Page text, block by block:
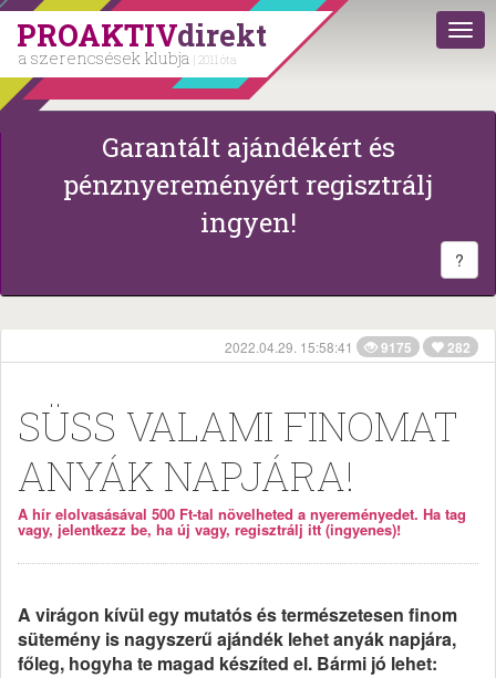
PROAKTIVdirekt
a szerencsések klubja | 2011 óta
Garantált ajándékért és
pénznyereményért regisztrálj
ingyen!
?
2022.04.29. 15:58:41 9175 282
SÜSS VALAMI FINOMAT
ANYÁK NAPJÁRA!
A hír elolvasásával 500 Ft-tal növelheted a nyereményedet. Ha tag
vagy, jelentkezz be, ha új vagy, regisztrálj itt (ingyenes)!
A virágon kívül egy mutatós és természetesen finom
sütemény is nagyszerű ajándék lehet anyák napjára,
főleg, hogyha te magad készíted el. Bármi jó lehet: